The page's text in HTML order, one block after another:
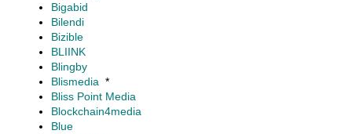
Bigabid
Bilendi
Bizible
BLIINK
Blingby
Blismedia *
Bliss Point Media
Blockchain4media
Blue